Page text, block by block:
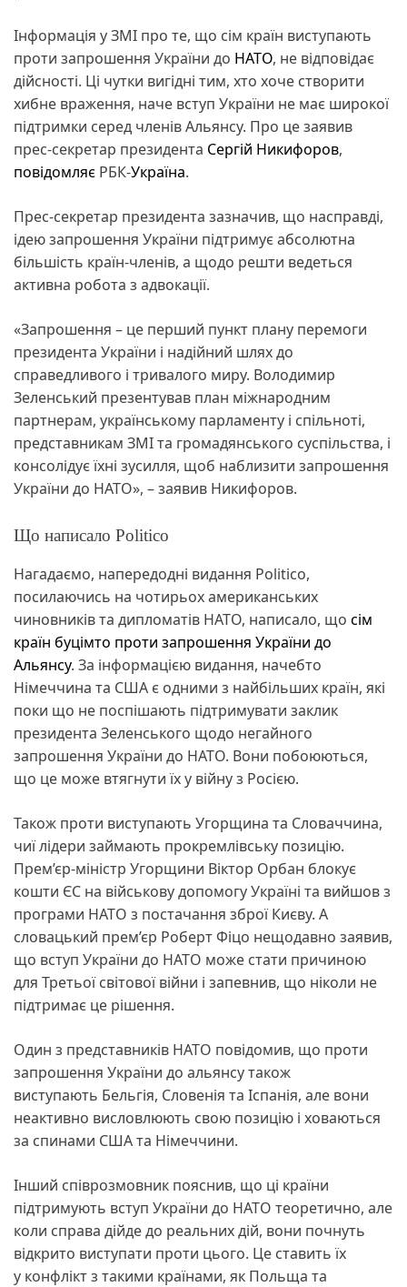
Інформація у ЗМІ про те, що сім країн виступають
проти запрошення України до НАТО, не відповідає
дійсності. Ці чутки вигідні тим, хто хоче створити
хибне враження, наче вступ України не має широкої
підтримки серед членів Альянсу. Про це заявив
прес-секретар президента Сергій Никифоров,
повідомляє РБК-Україна.
Прес-секретар президента зазначив, що насправді,
ідею запрошення України підтримує абсолютна
більшість країн-членів, а щодо решти ведеться
активна робота з адвокації.
«Запрошення – це перший пункт плану перемоги
президента України і надійний шлях до
справедливого і тривалого миру. Володимир
Зеленський презентував план міжнародним
партнерам, українському парламенту і спільноті,
представникам ЗМІ та громадянського суспільства, і
консолідує їхні зусилля, щоб наблизити запрошення
України до НАТО», – заявив Никифоров.
Що написало Politico
Нагадаємо, напередодні видання Politico,
посилаючись на чотирьох американських
чиновників та дипломатів НАТО, написало, що сім
країн буцімто проти запрошення України до
Альянсу. За інформацією видання, начебто
Німеччина та США є одними з найбільших країн, які
поки що не поспішають підтримувати заклик
президента Зеленського щодо негайного
запрошення України до НАТО. Вони побоюються,
що це може втягнути їх у війну з Росією.
Також проти виступають Угорщина та Словаччина,
чиї лідери займають прокремлівську позицію.
Прем’єр-міністр Угорщини Віктор Орбан блокує
кошти ЄС на військову допомогу Україні та вийшов з
програми НАТО з постачання зброї Києву. А
словацький прем’єр Роберт Фіцо нещодавно заявив,
що вступ України до НАТО може стати причиною
для Третьої світової війни і запевнив, що ніколи не
підтримає це рішення.
Один з представників НАТО повідомив, що проти
запрошення України до альянсу також
виступають Бельгія, Словенія та Іспанія, але вони
неактивно висловлюють свою позицію і ховаються
за спинами США та Німеччини.
Інший співрозмовник пояснив, що ці країни
підтримують вступ України до НАТО теоретично, але
коли справа дійде до реальних дій, вони почнуть
відкрито виступати проти цього. Це ставить їх
у конфлікт з такими країнами, як Польща та